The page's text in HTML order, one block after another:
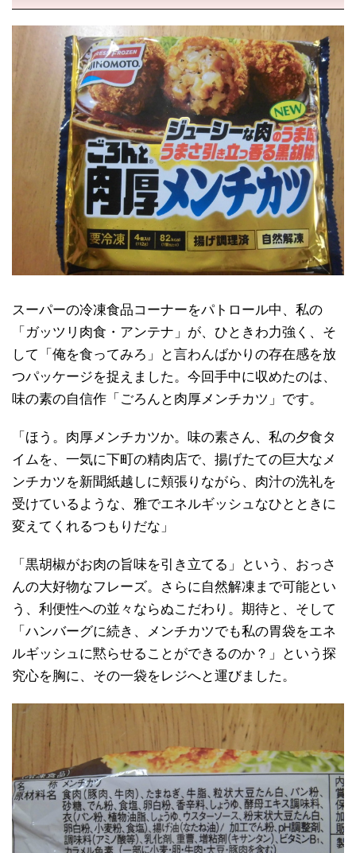
スーパーの冷凍食品コーナーをパトロール中、私の
「ガッツリ肉食・アンテナ」が、ひときわ力強く、そ
して「俺を食ってみろ」と言わんばかりの存在感を放
つパッケージを捉えました。今回手中に収めたのは、
味の素の自信作「ごろんと肉厚メンチカツ」です。
「ほう。肉厚メンチカツか。味の素さん、私の夕食タ
イムを、一気に下町の精肉店で、揚げたての巨大なメ
ンチカツを新聞紙越しに頬張りながら、肉汁の洗礼を
受けているような、雅でエネルギッシュなひとときに
変えてくれるつもりだな」
「黒胡椒がお肉の旨味を引き立てる」という、おっさ
んの大好物なフレーズ。さらに自然解凍まで可能とい
う、利便性への並々ならぬこだわり。期待と、そして
「ハンバーグに続き、メンチカツでも私の胃袋をエネ
ルギッシュに黙らせることができるのか？」という探
究心を胸に、その一袋をレジへと運びました。